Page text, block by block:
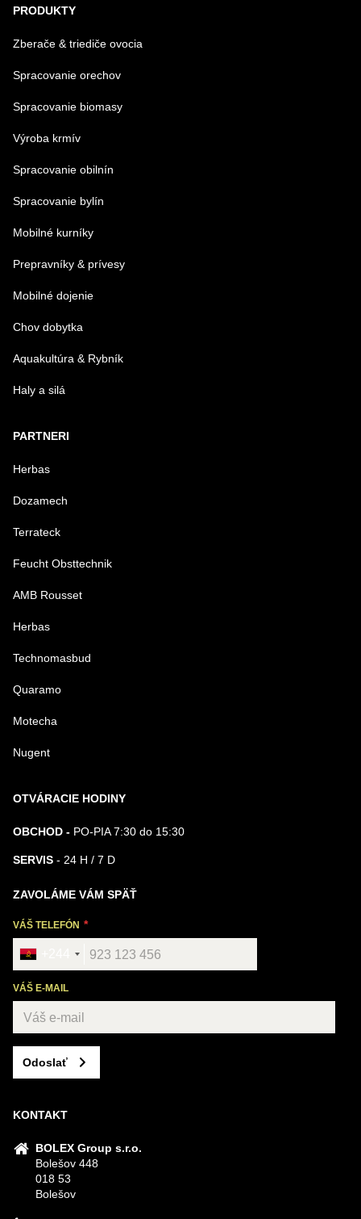
PRODUKTY
Zberače & triediče ovocia
Spracovanie orechov
Spracovanie biomasy
Výroba krmív
Spracovanie obilnín
Spracovanie bylín
Mobilné kurníky
Prepravníky & prívesy
Mobilné dojenie
Chov dobytka
Aquakultúra & Rybník
Haly a silá
PARTNERI
Herbas
Dozamech
Terrateck
Feucht Obsttechnik
AMB Rousset
Herbas
Technomasbud
Quaramo
Motecha
Nugent
OTVÁRACIE HODINY
OBCHOD - PO-PIA 7:30 do 15:30
SERVIS - 24 H / 7 D
ZAVOLÁME VÁM SPÄŤ
VÁŠ TELEFÓN
VÁŠ E-MAIL
Odoslať
KONTAKT
BOLEX Group s.r.o.
Bolešov 448
018 53
Bolešov